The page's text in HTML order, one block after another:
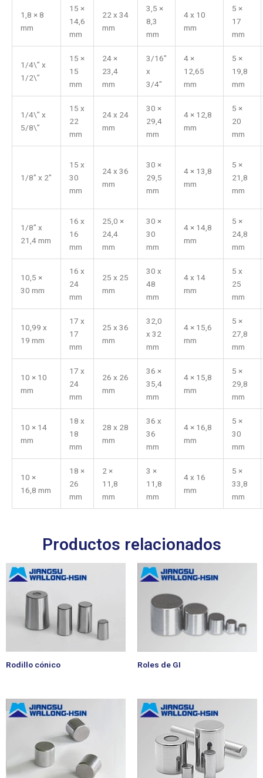
1,8 × 8
mm
15 ×
14,6
mm
22 x 34
mm
3,5 ×
8,3
mm
4 x 10
mm
5 ×
17
mm
1/4\” x
1/2\”
15 ×
15
mm
24 ×
23,4
mm
3/16″
x
3/4″
4 ×
12,65
mm
5 ×
19,8
mm
1/4\” x
5/8\”
15 x
22
mm
24 x 24
mm
30 ×
29,4
mm
4 × 12,8
mm
5 ×
20
mm
1/8" x 2"
15 x
30
mm
24 x 36
mm
30 ×
29,5
mm
4 × 13,8
mm
5 ×
21,8
mm
1/8" x
21,4 mm
16 x
16
mm
25,0 ×
24,4
mm
30 ×
30
mm
4 × 14,8
mm
5 ×
24,8
mm
10,5 ×
30 mm
16 x
24
mm
25 x 25
mm
30 x
48
mm
4 x 14
mm
5 x
25
mm
10,99 x
19 mm
17 x
17
mm
25 x 36
mm
32,0
x 32
mm
4 × 15,6
mm
5 ×
27,8
mm
10 × 10
mm
17 x
24
mm
26 x 26
mm
36 ×
35,4
mm
4 × 15,8
mm
5 ×
29,8
mm
10 × 14
mm
18 x
18
mm
28 x 28
mm
36 x
36
mm
4 × 16,8
mm
5 ×
30
mm
10 ×
16,8 mm
18 ×
26
mm
2 ×
11,8
mm
3 ×
11,8
mm
4 x 16
mm
5 ×
33,8
mm
Productos relacionados
Rodillo cónico Roles de GI